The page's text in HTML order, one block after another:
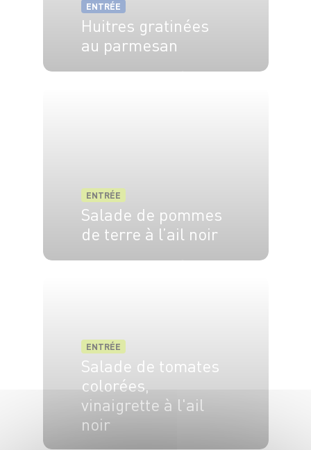
ENTRÉE
Huitres gratinées
au parmesan
ENTRÉE
Salade de pommes
de terre à l’ail noir
ENTRÉE
Salade de tomates
colorées,
vinaigrette à l'ail
noir